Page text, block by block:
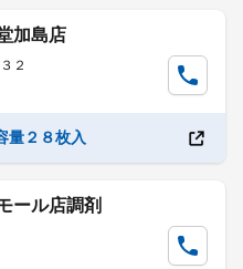
加島店
２
量２８枚入
ール店調剤